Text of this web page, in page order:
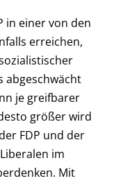
in einer von den
erreichen,
abgeschwächt
je greifbarer
größer wird
FDP und der
im
Mit